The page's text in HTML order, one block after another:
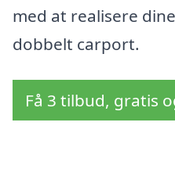
med at realisere
dobbelt carport.
Få 3 tilbud, gratis